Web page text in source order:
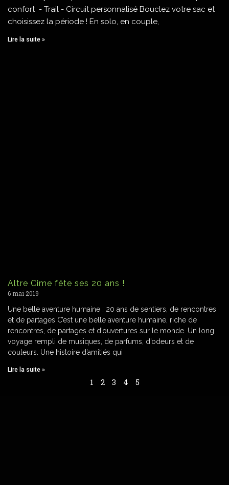
confort - Trail - Circuit personnalisé Bouclez votre sac et
choisissez la période ! En solo, en couple,
Lire la suite »
Altre Cime fête ses 20 ans !
6 mai 2019
Une belle aventure humaine : 20 ans de sentiers, de rencontres
et de partages C’est une belle aventure humaine, riche de
rencontres, de partages et d’ouvertures sur le monde. Un long
voyage rempli de musiques, de parfums, d’odeurs et de
couleurs. Une histoire d’amitiés qui
Lire la suite »
1 2 3 4 5